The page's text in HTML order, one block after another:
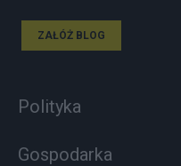
ZAŁÓŻ BLOG
Polityka
Gospodarka